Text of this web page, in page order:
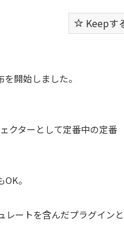
Keepす
開始しました。
クターとして定番中の定番
。
レートを含んだプラグインと